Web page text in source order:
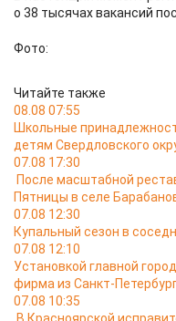
о 38 тысячах вакансий
Фото:
Читайте также
08.08 07:55
Школьные
детям Свердловского
07.08 17:30
После масштабной
Пятницы в селе
07.08 12:30
Купальный сезон в
07.08 12:10
Установкой главной
фирма из Санкт-
07.08 10:35